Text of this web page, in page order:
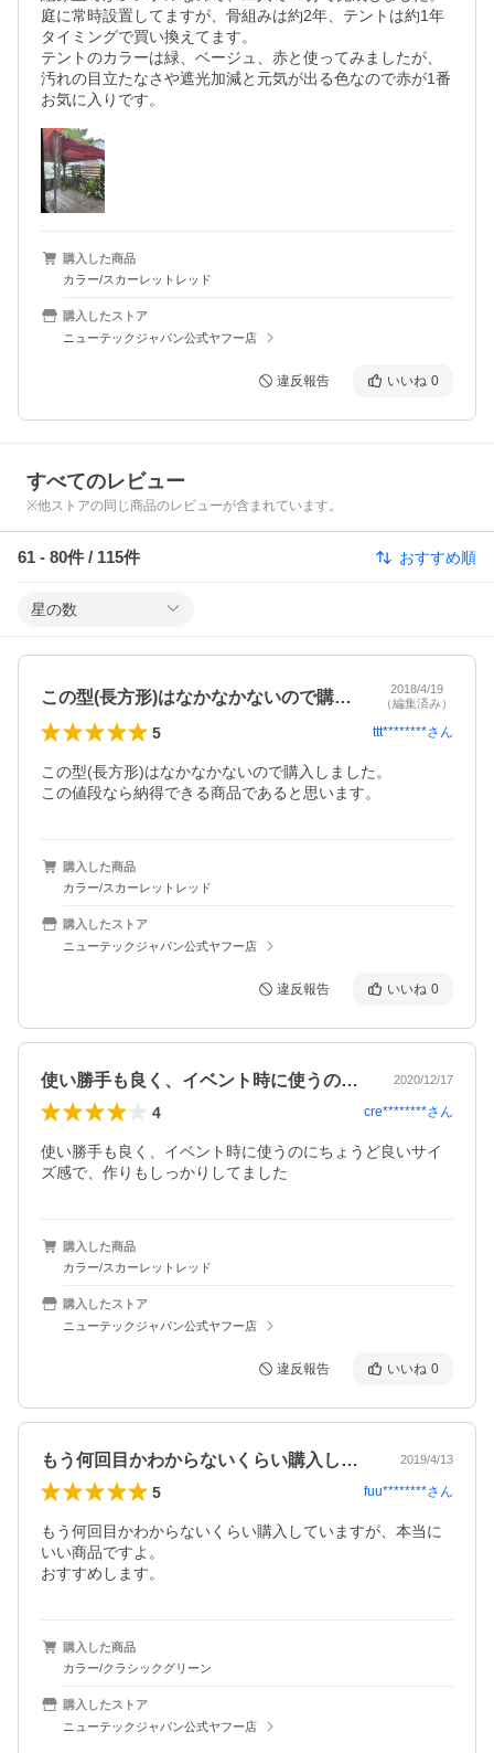
庭に常時設置してますが、骨組みは約2年、テントは約1年
タイミングで買い換えてます。
テントのカラーは緑、ベージュ、赤と使ってみましたが、
汚れの目立たなさや遮光加減と元気が出る色なので赤が1番
お気に入りです。
購入した商品
カラー/スカーレットレッド
購入したストア
ニューテックジャパン公式ヤフー店
違反報告 いいね 0
すべてのレビュー
※他ストアの同じ商品のレビューが含まれています。
61 - 80件 / 115件 おすすめ順
星の数
この型(長方形)はなかなかないので購入…
2018/4/19
（編集済み）
5 ttt********さん
この型(長方形)はなかなかないので購入しました。
この値段なら納得できる商品であると思います。
購入した商品
カラー/スカーレットレッド
購入したストア
ニューテックジャパン公式ヤフー店
違反報告 いいね 0
使い勝手も良く、イベント時に使うのにち… 2020/12/17
4 cre********さん
使い勝手も良く、イベント時に使うのにちょうど良いサイ
ズ感で、作りもしっかりしてました
購入した商品
カラー/スカーレットレッド
購入したストア
ニューテックジャパン公式ヤフー店
違反報告 いいね 0
もう何回目かわからないくらい購入してい… 2019/4/13
5 fuu********さん
もう何回目かわからないくらい購入していますが、本当に
いい商品ですよ。
おすすめします。
購入した商品
カラー/クラシックグリーン
購入したストア
ニューテックジャパン公式ヤフー店